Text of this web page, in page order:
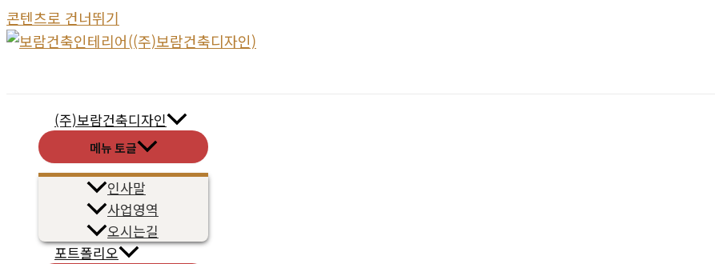
콘텐츠로 건너뛰기
(주)보람건축디자인
메뉴 토글
인사말
사업영역
오시는길
포트폴리오